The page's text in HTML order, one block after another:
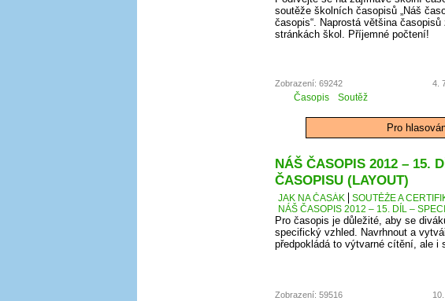
soutěže školních časopisů „Náš
časopis“. Naprostá většina
stránkách škol. Příjemné počtení!
Zobrazení: 69242 4.
Časopis Soutěž
Pro
NÁŠ ČASOPIS 2012 – 15.
ČASOPISU (LAYOUT)
JAK NA ČASÁK
SOUTĚŽE A
NÁŠ ČASOPIS 2012 – 15. DÍL –
Pro časopis je důležité, aby se
specifický vzhled. Navrhnout a
předpokládá to výtvarné cítění, ale i
Zobrazení: 59516